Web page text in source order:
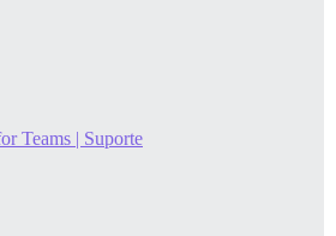
Teams | Suporte